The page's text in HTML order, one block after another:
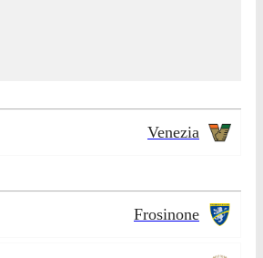
Venezia
Frosinone